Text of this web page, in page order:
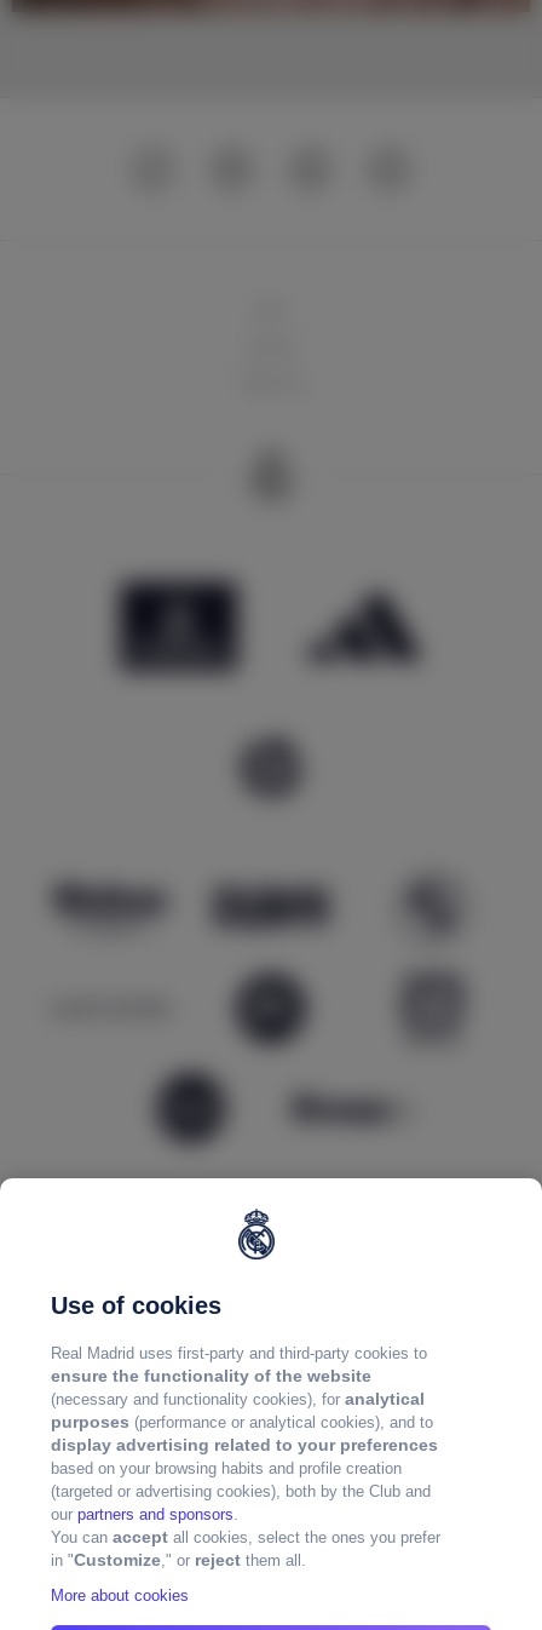
Use of cookies
Real Madrid uses first-party and third-party cookies to
ensure the functionality of the website
(necessary and functionality cookies), foranalytical
purposes (performance or analytical cookies), and to
display advertising related to your preferences
based on your browsing habits and profile creation
(targeted or advertising cookies), both by the Club and
ourpartners and sponsors.
You canaccept all cookies, select the ones you prefer
in "Customize," or reject them all.
More about cookies